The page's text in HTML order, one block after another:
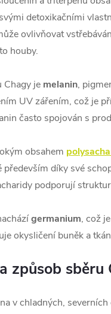
detoxikačními
ovlivňovat
houby.
Chagy je melanin,
UV zářením, což je
často spojován s
obsahem
především díky své
podporují
germanium, což
okysličení buněk a
způsob sběru
v chladných,